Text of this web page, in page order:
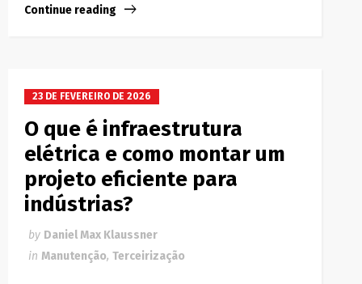
Continue reading
23 DE FEVEREIRO DE 2026
O que é infraestrutura
elétrica e como montar um
projeto eficiente para
indústrias?
by Daniel Max Klaussner
in Manutenção, Terceirização